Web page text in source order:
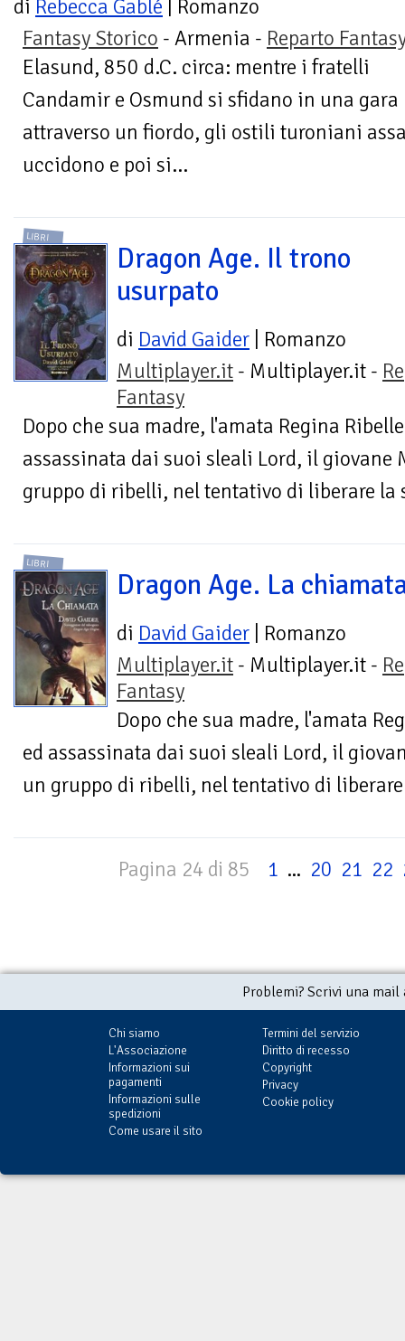
di Rebecca Gablé | Romanzo
Fantasy Storico - Armenia - Reparto
Elasund, 850 d.C. circa: mentre i fratelli
Candamir e Osmund si sfidano in una
attraverso un fiordo, gli ostili turoniani
uccidono e poi si...
LIBRI
Dragon Age. Il trono
usurpato
di David Gaider | Romanzo
Multiplayer.it - Multiplayer.it -
Fantasy
Dopo che sua madre, l'amata Regina
assassinata dai suoi sleali Lord, il
gruppo di ribelli, nel tentativo di liberare la
LIBRI
Dragon Age. La
di David Gaider | Romanzo
Multiplayer.it - Multiplayer.it -
Fantasy
Dopo che sua madre, l'amata
ed assassinata dai suoi sleali Lord, il
un gruppo di ribelli, nel tentativo di
Pagina 24 di 85 1 ... 20 21 22
Problemi? Scrivi una
Chi siamo
L'Associazione
Informazioni sui
pagamenti
Informazioni sulle
spedizioni
Come usare il sito
Termini del servizio
Diritto di recesso
Copyright
Privacy
Cookie policy